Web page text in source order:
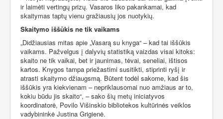
ir laimėti vertingų prizų. Vasaros liko pakankamai, kad
skaitymas taptų vienu gražiausių jos nuotykių.
Skaitymo iššūkis ne tik vaikams
„Didžiausias mitas apie „Vasarą su knyga“ – kad tai iššūkis
vaikams. Pažvelgus į dalyvių statistiką vaizdas visai kitoks:
skaito ne tik vaikai, bet ir jaunimas, tėvai, seneliai, ištisos
kartos. Knygos tampa priežastimi susitikti, stiprinti ryšį ir
atrasti skaitymo džiaugsmą. Būtent todėl sakome, kad šis
iššūkis yra kiekvienam – nepriklausomai nuo amžiaus ar to,
kokiu būdu jis skaito“, – sako šių metų iniciatyvos
koordinatorė, Povilo Višinskio bibliotekos kultūrinės veiklos
vadybininkė Justina Grigienė.